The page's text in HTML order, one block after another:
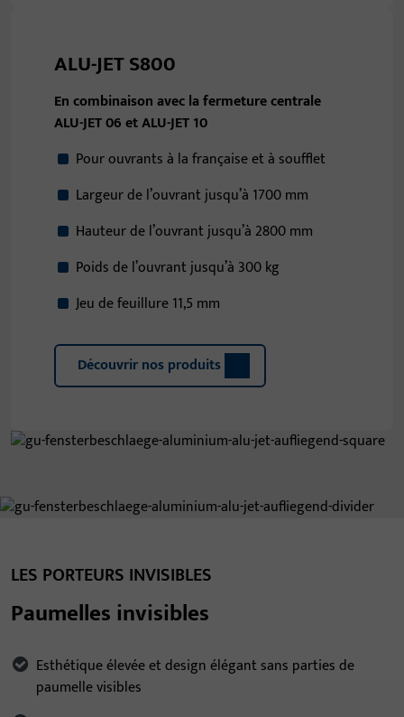
ALU-JET S800
En combinaison avec la fermeture centrale
ALU-JET 06 et ALU-JET 10
Pour ouvrants à la française et à soufflet
Largeur de l’ouvrant jusqu’à 1700 mm
Hauteur de l’ouvrant jusqu’à 2800 mm
Poids de l’ouvrant jusqu’à 300 kg
Jeu de feuillure 11,5 mm
Découvrir nos produits
LES PORTEURS INVISIBLES
Paumelles invisibles
Esthétique élevée et design élégant sans parties de
paumelle visibles